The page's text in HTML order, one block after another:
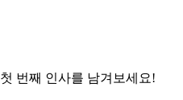
첫 번째 인사를 남겨보세요!